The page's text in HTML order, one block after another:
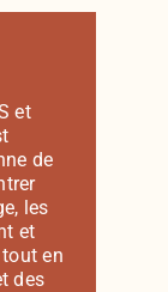
et
de
les
et
en
des